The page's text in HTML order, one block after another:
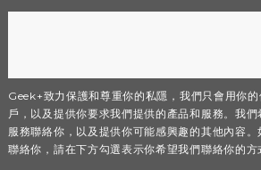
Geek+致力保護和尊重你的私隱，我們只會用你
戶，以及提供你要求我們提供的產品和服務。我
服務聯絡你，以及提供你可能感興趣的其他內容
聯絡你，請在下方勾選表示你希望我們聯絡你的方